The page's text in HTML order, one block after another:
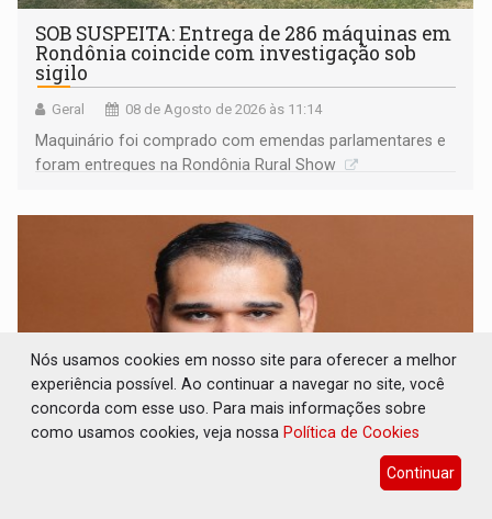
SOB SUSPEITA: Entrega de 286 máquinas em
Rondônia coincide com investigação sob
sigilo
Geral 08 de Agosto de 2026 às 11:14
Maquinário foi comprado com emendas parlamentares e
foram entregues na Rondônia Rural Show
Nós usamos cookies em nosso site para oferecer a melhor
experiência possível. Ao continuar a navegar no site, você
concorda com esse uso. Para mais informações sobre
como usamos cookies, veja nossa Política de Cookies
Continuar